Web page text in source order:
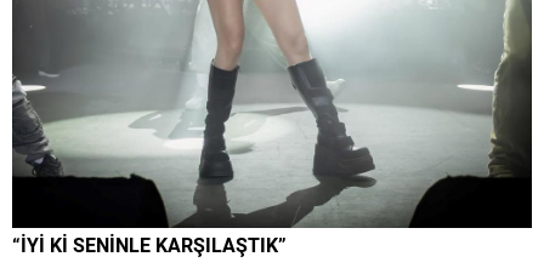
“İYİ Kİ SENİNLE KARŞILAŞTIK”